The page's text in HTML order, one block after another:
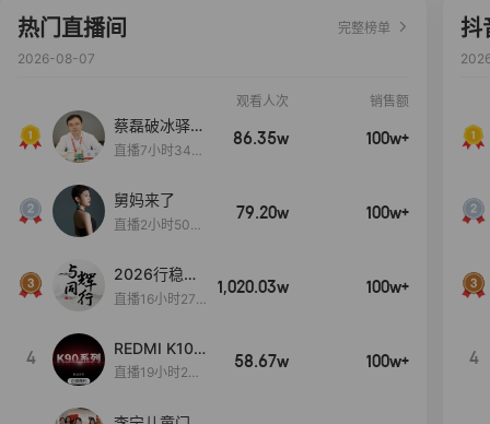
热门直播间
完整榜单
2026-08-07
观看人次 销售额
蔡磊破冰驿站
直播间好物分
直播7小时34分
86.35w 100w+
舅妈来了
直播2小时50分
79.20w 100w+
2026行稳致
远
直播16小时27
1,020.03w 100w+
4
REDMI K100
Pro系列新品
启！
直播19小时24
58.67w 100w+
抖
4